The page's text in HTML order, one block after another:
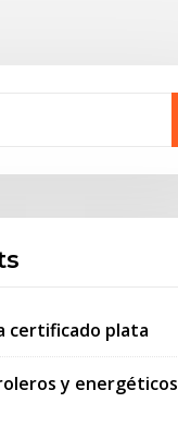
certificado plata
y energéticos